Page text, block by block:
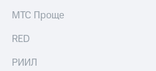
акций
МТС Проще
RED
РИИЛ